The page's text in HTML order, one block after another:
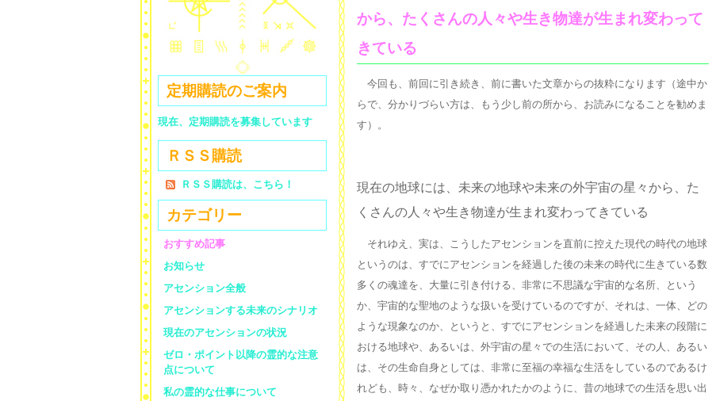
から、たくさんの人々や生き物達が生まれ変わって
きている
今回も、前回に引き続き、前に書いた文章からの抜粋になります（途中か
らで、分かりづらい方は、もう少し前の所から、お読みになることを勧めま
す）。
現在の地球には、未来の地球や未来の外宇宙の星々から、た
くさんの人々や生き物達が生まれ変わってきている
それゆえ、実は、こうしたアセンションを直前に控えた現代の時代の地球
というのは、すでにアセンションを経過した後の未来の時代に生きている数
多くの魂達を、大量に引き付ける、非常に不思議な宇宙的な名所、という
か、宇宙的な聖地のような扱いを受けているのですが、それは、一体、どの
ような現象なのか、というと、すでにアセンションを経過した未来の段階に
おける地球や、あるいは、外宇宙の星々での生活において、その人、あるい
は、その生命自身としては、非常に至福の幸福な生活をしているのであるけ
れども、時々、なぜか取り憑かれたかのように、昔の地球での生活を思い出
定期購読のご案内
現在、定期購読を募集しています
ＲＳＳ購読
ＲＳＳ購読は、こちら！
カテゴリー
おすすめ記事
お知らせ
アセンション全般
アセンションする未来のシナリオ
現在のアセンションの状況
ゼロ・ポイント以降の霊的な注意
点について
私の霊的な仕事について